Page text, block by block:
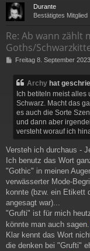
Durante
Bestätigtes Mitglied
Re: Ab wann zählt
Goths/
BFreitag 8. September
Archy hat
Ich betiteln meist
Schwarz. Macht das
es auch die Sorte
und dann aber
versteht worauf ich
Versteh ich durchaus -
Ich benutz das Wort
"Gothic" in meinen
verwässerter Mode-
konnte (bzw. ein Etikett
angesagt war)...
"Grufti" ist für mich
könnte man auch sagen.
Klar kennt das Wort
die denken bei "Grufti"